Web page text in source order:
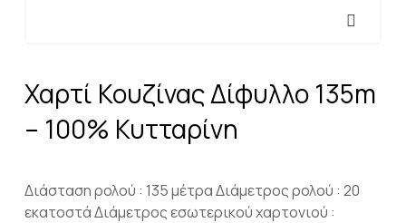
Χαρτί Κουζίνας Δίφυλλο 135m
– 100% Κυτταρίνη
Διάσταση ρολού : 135 μέτρα Διάμετρος ρολού : 20
εκατοστά Διάμετρος εσωτερικού χαρτονιού :